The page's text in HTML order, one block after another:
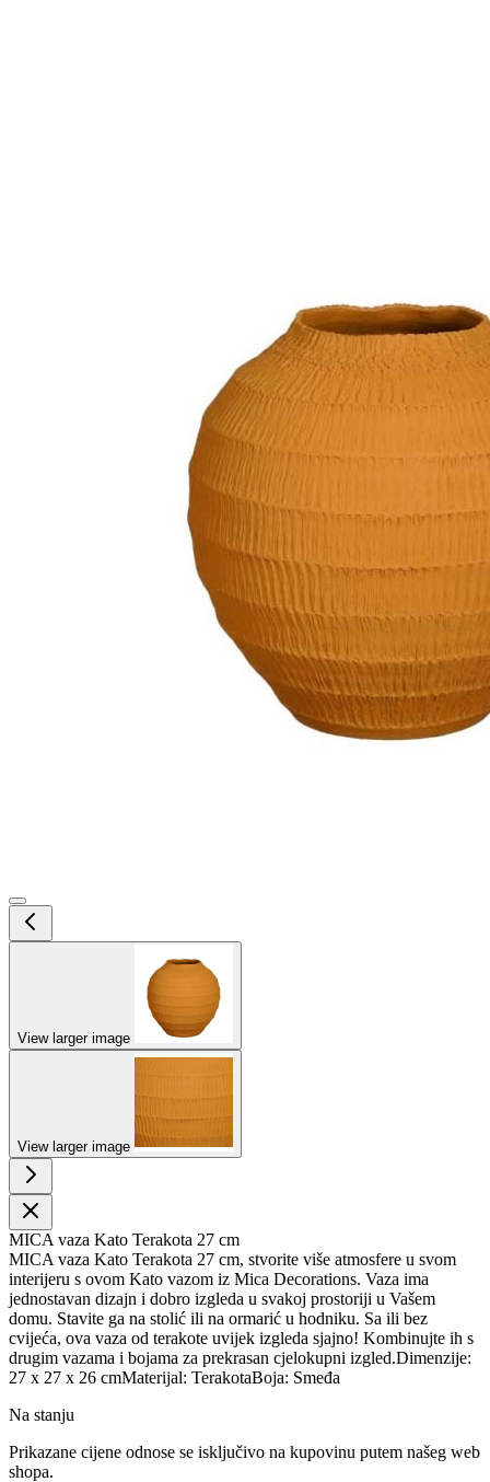
View larger image
View larger image
MICA vaza Kato Terakota 27 cm
MICA vaza Kato Terakota 27 cm, stvorite više atmosfere u svom
interijeru s ovom Kato vazom iz Mica Decorations. Vaza ima
jednostavan dizajn i dobro izgleda u svakoj prostoriji u Vašem
domu. Stavite ga na stolić ili na ormarić u hodniku. Sa ili bez
cvijeća, ova vaza od terakote uvijek izgleda sjajno! Kombinujte ih s
drugim vazama i bojama za prekrasan cjelokupni izgled.Dimenzije:
27 x 27 x 26 cmMaterijal: TerakotaBoja: Smeđa
Na stanju
Prikazane cijene odnose se isključivo na kupovinu putem našeg web
shopa.